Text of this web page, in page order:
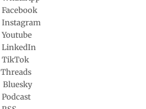
Facebook
Instagram
Youtube
LinkedIn
TikTok
Threads
Bluesky
Podcast